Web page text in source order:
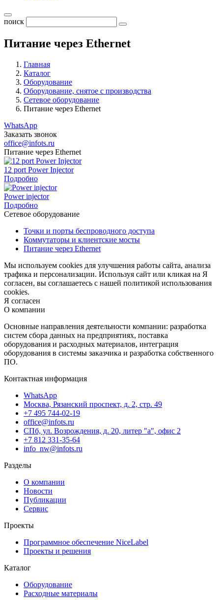
поиск
Питание через Ethernet
Главная
Каталог
Оборудование
Оборудование, снятое с производства
Сетевое оборудование
Питание через Ethernet
WhatsApp
Заказать звонок
office@infots.ru
Питание через Ethernet
12 port Power Injector
Подробно
Power injector
Подробно
Сетевое оборудование
Точки и порты беспроводного доступа
Коммутаторы и клиентские мосты
Питание через Ethernet
Мы используем cookies для улучшения работы сайта, анализа
трафика и персонализации. Используя сайт или кликая на Я
согласен, вы соглашаетесь с нашей политикой использования
cookies.
Я согласен
О компании
Основные направления деятельности компании: разработка
систем сбора данных на предприятиях, поставка
оборудования и расходных материалов, интеграция
оборудования в системы заказчика и разработка собственного
ПО.
Контактная информация
WhatsApp
Москва, Рязанский проспект, д. 2, стр. 49
+7 495 744-02-19
office@infots.ru
СПб, ул. Возрождения, д. 20, литер "a", офис 2
+7 812 331-35-64
info_nw@infots.ru
Разделы
О компании
Новости
Публикации
Сервис
Проекты
Программное обеспечение NiceLabel
Проекты и решения
Каталог
Оборудование
Расходные материалы